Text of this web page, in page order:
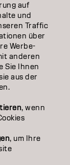
auf
und
Traffic
über
Werbe-
anderen
Sie Ihnen
aus der
, wenn
, um Ihre